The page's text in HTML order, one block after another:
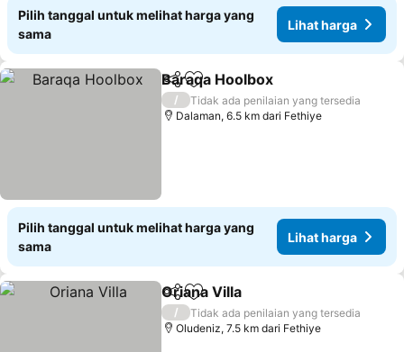
Pilih tanggal untuk melihat harga yang
sama
Lihat harga
BagikanTambahkan ke favorit
Baraqa Hoolbox
/
Tidak ada penilaian yang tersedia
Dalaman, 6.5 km dari Fethiye
Pilih tanggal untuk melihat harga yang
sama
Lihat harga
BagikanTambahkan ke favorit
Oriana Villa
/
Tidak ada penilaian yang tersedia
Oludeniz, 7.5 km dari Fethiye